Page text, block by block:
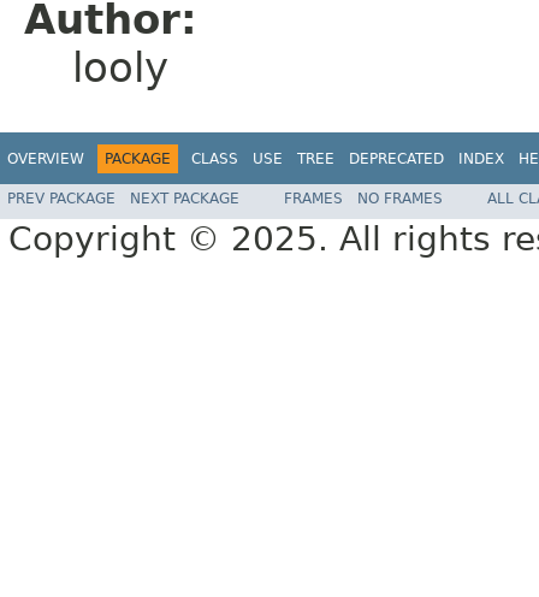
Author:
looly
OVERVIEW PACKAGE CLASS USE TREE DEPRECATED INDEX
PREV PACKAGE NEXT PACKAGE FRAMES NO FRAMES ALL
Copyright © 2025. All rights